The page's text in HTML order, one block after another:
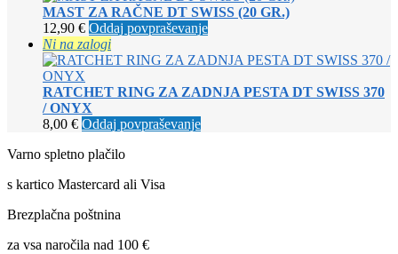
MAST ZA RAČNE DT SWISS (20 GR.)
12,90 € Oddaj povpraševanje
Ni na zalogi
RATCHET RING ZA ZADNJA PESTA DT SWISS 370
/ ONYX
8,00 € Oddaj povpraševanje
Varno spletno plačilo
s kartico Mastercard ali Visa
Brezplačna poštnina
za vsa naročila nad 100 €